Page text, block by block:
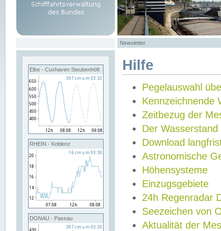
Newsletter
Elbe - Cuxhaven Steubenhöft
RHEIN - Koblenz
DONAU - Passau
Hilfe
Pegelauswahl
Kennzeichnende
Zeitbezug der
Der Wasserstand
Download
Astronomische
Höhensysteme
Einzugsgebiete
24h Regenradar
Seezeichen von
Aktualität der